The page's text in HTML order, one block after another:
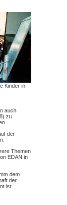
Kinder in
auch
zu
der
Themen
EDAN in
dem
der
ist.